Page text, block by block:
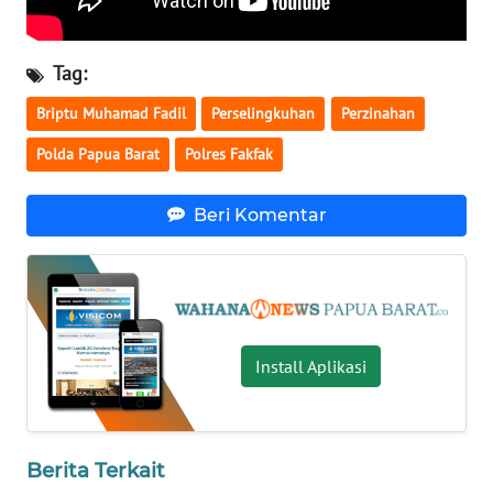
Tag:
Briptu Muhamad Fadil Perselingkuhan Perzinahan
Polda Papua Barat Polres Fakfak
Beri Komentar
Install Aplikasi
Berita Terkait
WN
KALTARA
WN
KALSEL
WN
SULSEL
WN
GORONTALO
SULUT